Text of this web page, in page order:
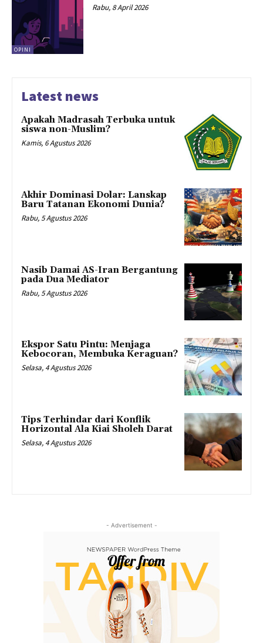
OPINI
Rabu, 8 April 2026
Latest news
Apakah Madrasah Terbuka untuk
siswa non-Muslim?
Kamis, 6 Agustus 2026
Akhir Dominasi Dolar: Lanskap
Baru Tatanan Ekonomi Dunia?
Rabu, 5 Agustus 2026
Nasib Damai AS-Iran Bergantung
pada Dua Mediator
Rabu, 5 Agustus 2026
Ekspor Satu Pintu: Menjaga
Kebocoran, Membuka Keraguan?
Selasa, 4 Agustus 2026
Tips Terhindar dari Konflik
Horizontal Ala Kiai Sholeh Darat
Selasa, 4 Agustus 2026
- Advertisement -